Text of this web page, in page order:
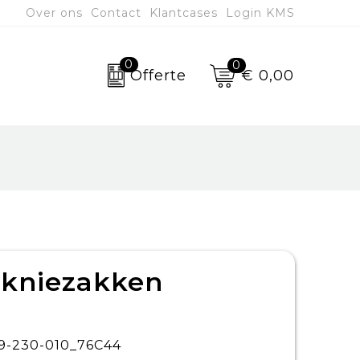
Over ons Contact Klantcases Login KMS
0
Offerte
0
€ 0,00
230-010_76C44